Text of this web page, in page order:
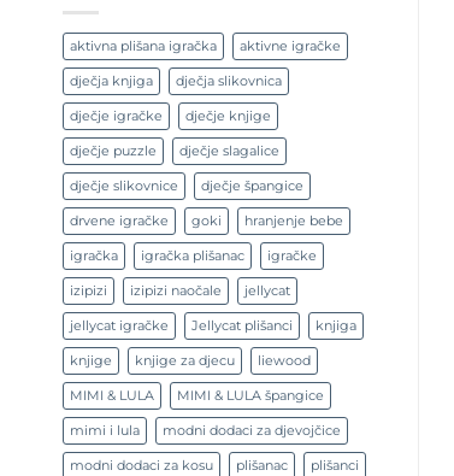
aktivna plišana igračka aktivne igračke
dječja knjiga dječja slikovnica
dječje igračke dječje knjige
dječje puzzle dječje slagalice
dječje slikovnice dječje špangice
drvene igračke goki hranjenje bebe
igračka igračka plišanac igračke
izipizi izipizi naočale jellycat
jellycat igračke Jellycat plišanci knjiga
knjige knjige za djecu liewood
MIMI & LULA MIMI & LULA špangice
mimi i lula modni dodaci za djevojčice
modni dodaci za kosu plišanac plišanci